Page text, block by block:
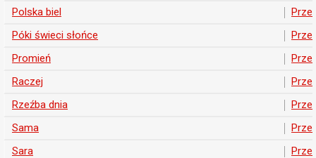
Polska biel
Póki świeci słońce
Promień
Raczej
Rzeźba dnia
Sama
Sara